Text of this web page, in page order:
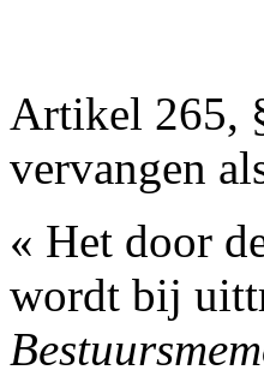
Artikel 265,
vervangen
« Het door
wordt bij